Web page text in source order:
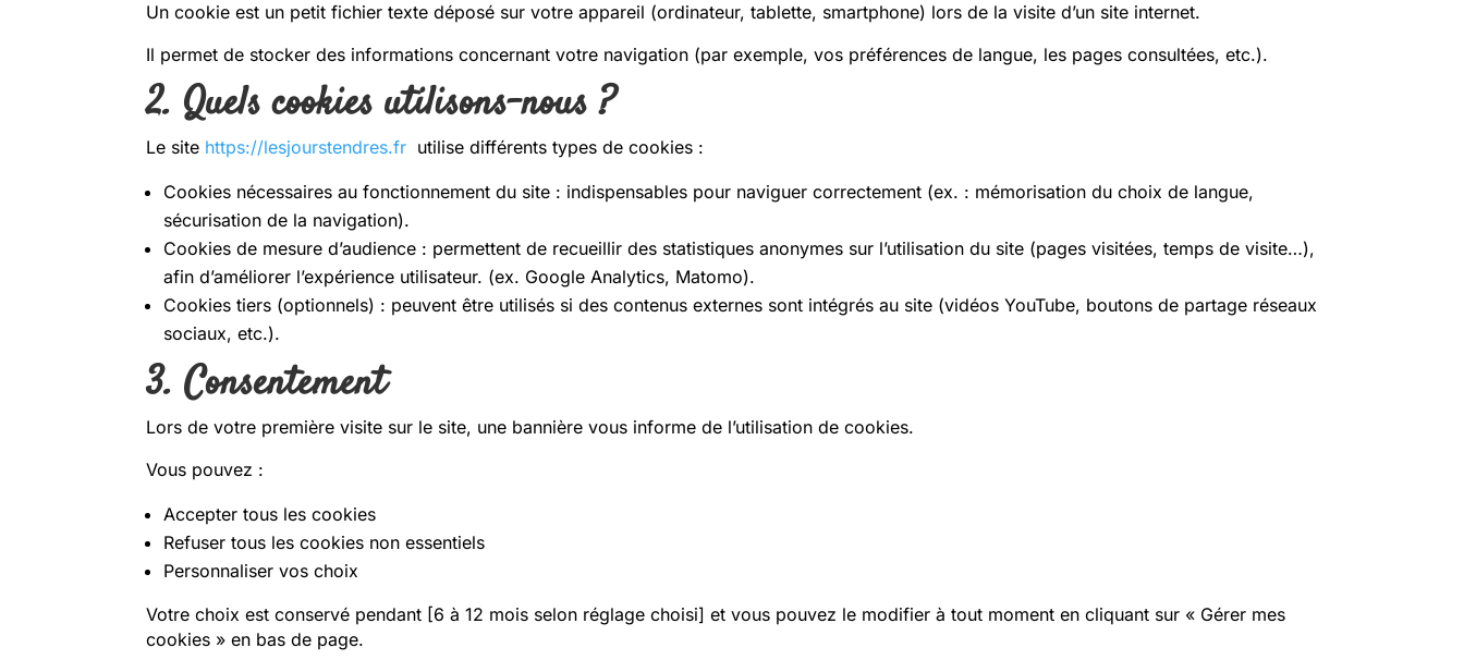
Un cookie est un petit fichier texte déposé sur votre appareil (ordinateur, tablette, smartphone) lors de la visite d’un site internet.
Il permet de stocker des informations concernant votre navigation (par exemple, vos préférences de langue, les pages consultées, etc.).
2. Quels cookies utilisons-nous ?
Le site https://lesjourstendres.fr utilise différents types de cookies :
Cookies nécessaires au fonctionnement du site : indispensables pour naviguer correctement (ex. : mémorisation du choix de langue,
sécurisation de la navigation).
Cookies de mesure d’audience : permettent de recueillir des statistiques anonymes sur l’utilisation du site (pages visitées, temps de visite…),
afin d’améliorer l’expérience utilisateur. (ex. Google Analytics, Matomo).
Cookies tiers (optionnels) : peuvent être utilisés si des contenus externes sont intégrés au site (vidéos YouTube, boutons de partage réseaux
sociaux, etc.).
3. Consentement
Lors de votre première visite sur le site, une bannière vous informe de l’utilisation de cookies.
Vous pouvez :
Accepter tous les cookies
Refuser tous les cookies non essentiels
Personnaliser vos choix
Votre choix est conservé pendant [6 à 12 mois selon réglage choisi] et vous pouvez le modifier à tout moment en cliquant sur « Gérer mes
cookies » en bas de page.